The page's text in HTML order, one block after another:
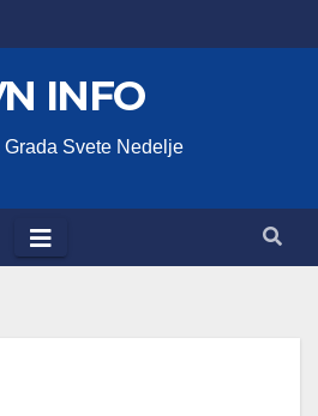
INFO
Grada Svete Nedelje